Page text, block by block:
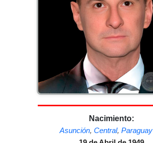
Nacimiento:
Asunción, Central, Paraguay